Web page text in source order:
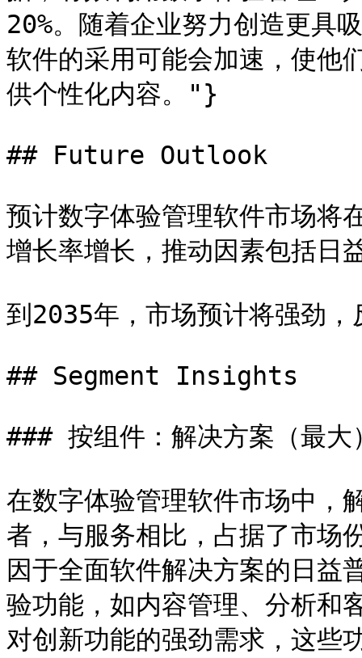
20%。随着企业努力创造更具
软件的采用可能会加速，使他
供个性化内容。"}
## Future Outlook
预计数字体验管理软件市场将
增长率增长，推动因素包括日
到2035年，市场预计将强劲
## Segment Insights
### 按组件：解决方案（最大
在数字体验管理软件市场中，
者，与服务相比，占据了市场
因于全面软件解决方案的日益
验功能，如内容管理、分析和
对创新功能的强劲需求，这些